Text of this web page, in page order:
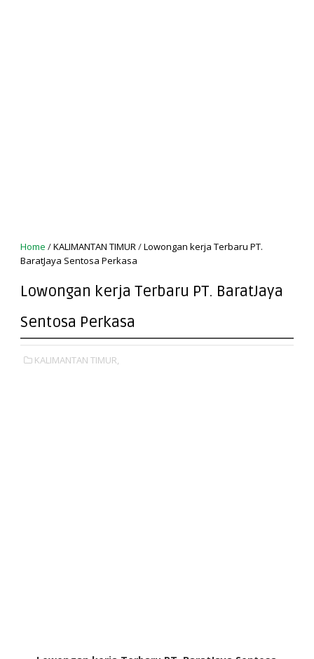
Home /KALIMANTAN TIMUR/Lowongan kerja Terbaru PT.
BaratJaya Sentosa Perkasa
Lowongan kerja Terbaru PT. BaratJaya
Sentosa Perkasa
KALIMANTAN TIMUR,